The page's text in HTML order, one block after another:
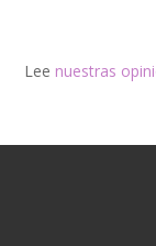
Lee nuestras